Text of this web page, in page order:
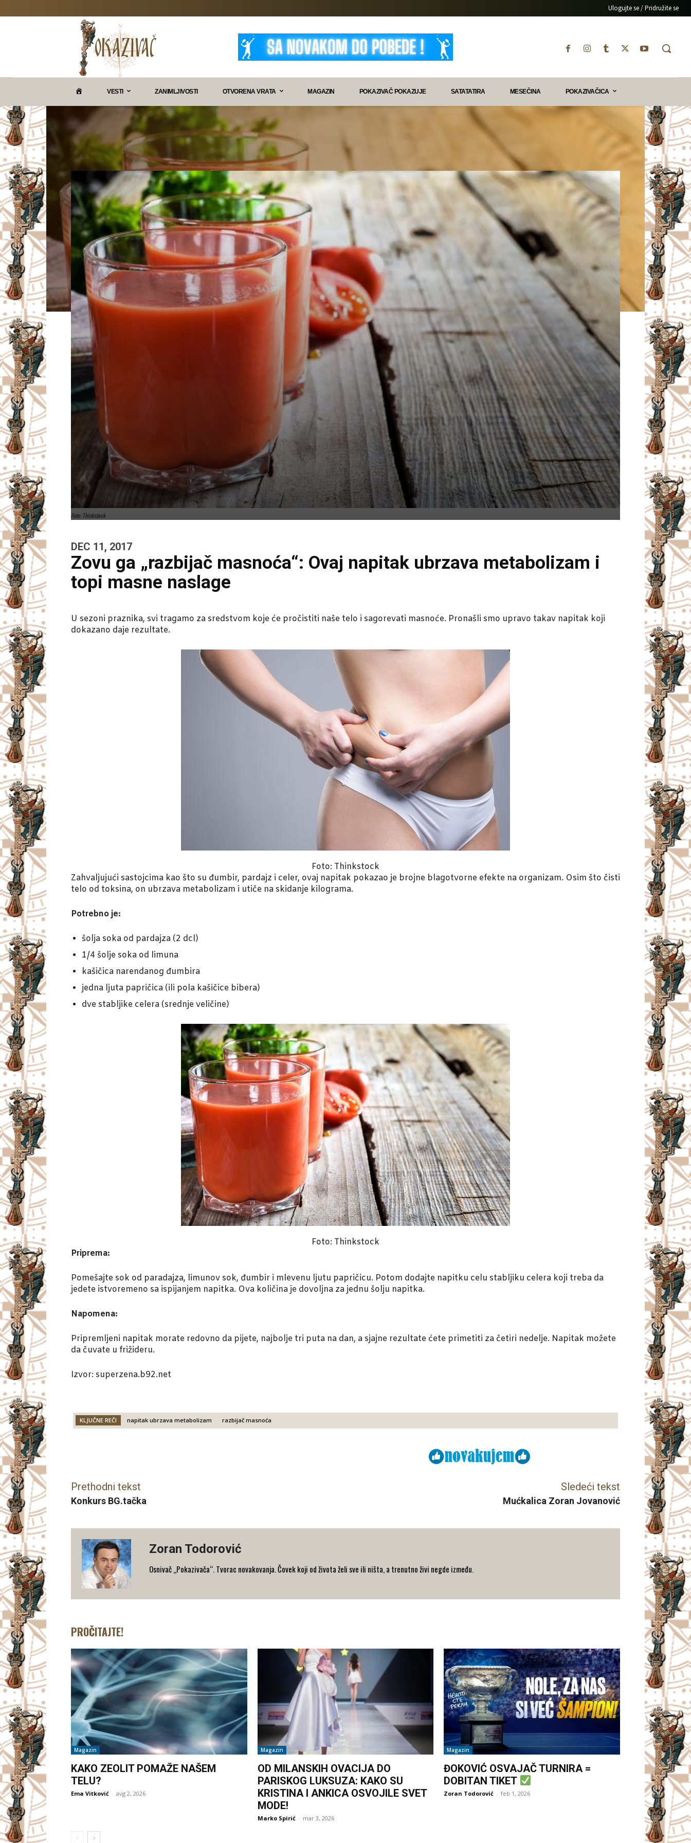
Ulogujte se / Pridružite se
Z
I
V
A
VESTI ZANIMLJIVOSTI OTVORENA VRATA MAGAZIN POKAZIVAČ POKAZUJE SATATATIRA MESEČINA POKAZIVAČICA
Foto: Thinkstock
DEC 11, 2017
Zovu ga „razbijač masnoća“: Ovaj napitak ubrzava metabolizam i
topi masne naslage
U sezoni praznika, svi tragamo za sredstvom koje će pročistiti naše telo i sagorevati masnoće. Pronašli smo upravo takav napitak koji
dokazano daje rezultate.
Foto: Thinkstock
Zahvaljujući sastojcima kao što su đumbir, pardajz i celer, ovaj napitak pokazao je brojne blagotvorne efekte na organizam. Osim što čisti
telo od toksina, on ubrzava metabolizam i utiče na skidanje kilograma.
Potrebno je:
šolja soka od pardajza (2 dcl)
1/4 šolje soka od limuna
kašičica narendanog đumbira
jedna ljuta papričica (ili pola kašičice bibera)
dve stabljike celera (srednje veličine)
Foto: Thinkstock
Priprema:
Pomešajte sok od paradajza, limunov sok, đumbir i mlevenu ljutu papričicu. Potom dodajte napitku celu stabljiku celera koji treba da
jedete istvoremeno sa ispijanjem napitka. Ova količina je dovoljna za jednu šolju napitka.
Napomena:
Pripremljeni napitak morate redovno da pijete, najbolje tri puta na dan, a sjajne rezultate ćete primetiti za četiri nedelje. Napitak možete
da čuvate u frižideru.
Izvor: superzena.b92.net
KLJUČNE REČI napitak ubrzava metabolizam razbijač masnoća
Prethodni tekst
Konkurs BG.tačka
Sledeći tekst
Mućkalica Zoran Jovanović
Zoran Todorović
Osnivač „Pokazivača“. Tvorac novakovanja. Čovek koji od života želi sve ili ništa, a trenutno živi negde između.
PROČITAJTE!
Magazin
KAKO ZEOLIT POMAŽE NAŠEM
TELU?
Ema Vitković - avg 2, 2026
Magazin
OD MILANSKIH OVACIJA DO
PARISKOG LUKSUZA: KAKO SU
KRISTINA I ANKICA OSVOJILE SVET
MODE!
Marko Spirić - mar 3, 2026
Magazin
ĐOKOVIĆ OSVAJAČ TURNIRA =
DOBITAN TIKET
Zoran Todorović - feb 1, 2026